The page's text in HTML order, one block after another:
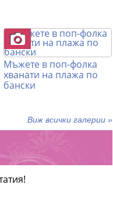
Мъжете в поп-фолка
хванати на плажа по
бански
Виж всички галерии »